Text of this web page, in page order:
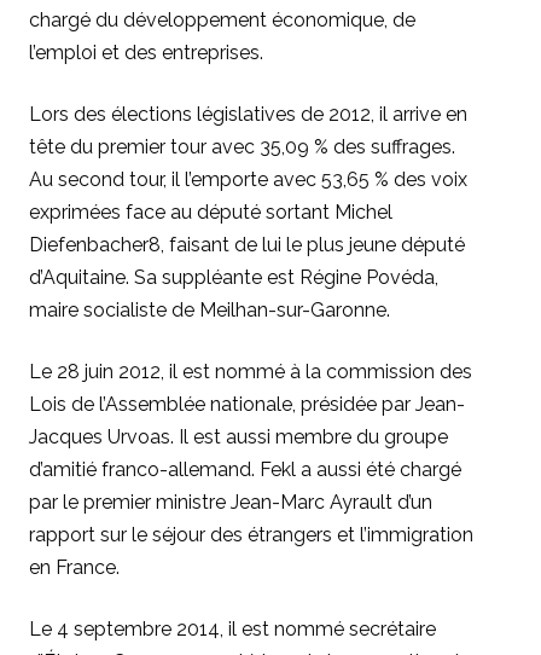
chargé du développement économique, de
l’emploi et des entreprises.
Lors des élections législatives de 2012, il arrive en
tête du premier tour avec 35,09 % des suffrages.
Au second tour, il l’emporte avec 53,65 % des voix
exprimées face au député sortant Michel
Diefenbacher8, faisant de lui le plus jeune député
d’Aquitaine. Sa suppléante est Régine Povéda,
maire socialiste de Meilhan-sur-Garonne.
Le 28 juin 2012, il est nommé à la commission des
Lois de l’Assemblée nationale, présidée par Jean-
Jacques Urvoas. Il est aussi membre du groupe
d’amitié franco-allemand. Fekl a aussi été chargé
par le premier ministre Jean-Marc Ayrault d’un
rapport sur le séjour des étrangers et l’immigration
en France.
Le 4 septembre 2014, il est nommé secrétaire